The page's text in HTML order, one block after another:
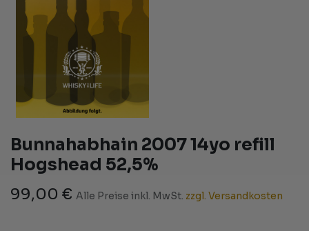
Bunnahabhain 2007 14yo refill
Hogshead 52,5%
99,00 € Alle Preise inkl. MwSt. zzgl. Versandkosten